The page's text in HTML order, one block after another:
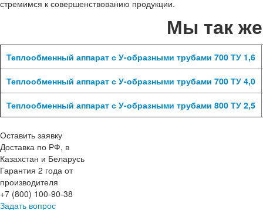
стремимся к совершенствованию продукции.
Мы так
Теплообменный аппарат с У-образными трубами 700 ТУ 1,6
Теплообменный аппарат с У-образными трубами 700 ТУ 4,0
Теплообменный аппарат с У-образными трубами 800 ТУ 2,5
Оставить заявку
Доставка по РФ, в
Казахстан и Беларусь
Гарантия 2 года от
производителя
+7 (800) 100-90-38
Задать вопрос